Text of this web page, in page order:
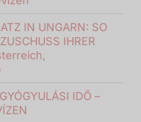
IN UNGARN: SO
IHRER
IDŐ –